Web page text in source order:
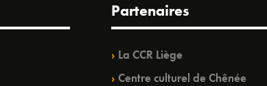
Partenaires
La CCR Liège
Centre culturel de Chênée